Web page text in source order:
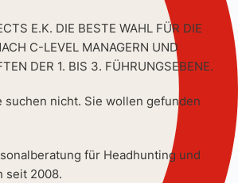
E.K. DIE BESTE WAHL FÜR DIE
C-LEVEL MANAGERN UND
DER 1. BIS 3. FÜHRUNGSEBENE.
suchen nicht. Sie wollen gefunden
für Headhunting und
seit 2008.